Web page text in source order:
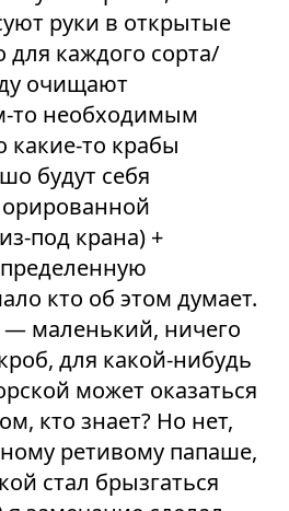
руки в открытые
для каждого сорта/
очищают
то необходимым
какие-то крабы
будут себя
под крана) +
кто об этом думает.
— маленький, ничего
для какой-нибудь
может оказаться
кто знает? Но нет,
ретивому папаше,
стал брызгаться